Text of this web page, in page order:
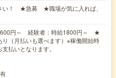
い！ ★急募 ★職場が気に入れば、
円～ 経験者：時給1800円～ ★
り（月払いも選べます）※稼働開始時
払いとなります。